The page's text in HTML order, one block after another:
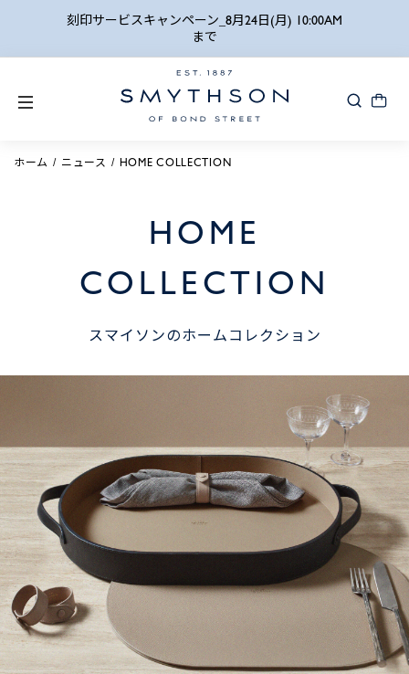
刻印サービスキャンペーン_8月24日(月) 10:00AM
まで
ホーム ニュース HOME COLLECTION
HOME
COLLECTION
スマイソンのホームコレクション